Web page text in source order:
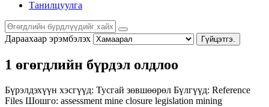
Танилцуулга
Дараахаар эрэмбэлэх Гүйцэтгэ.
1 өгөгдлийн бүрдэл олдлоо
Бүрэлдэхүүн хэсгүүд: Тусгай зөвшөөрөл Бүлгүүд: Reference
Files Шошго: assessment mine closure legislation mining